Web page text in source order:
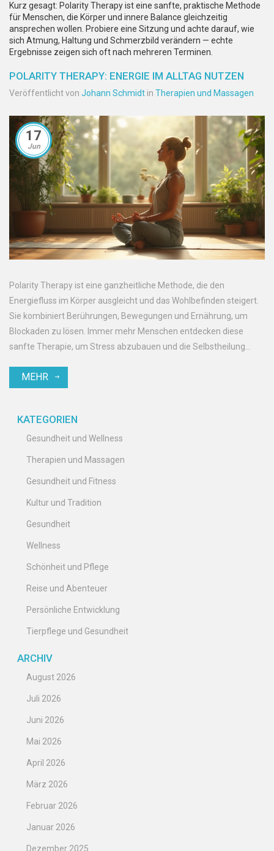
Kurz gesagt: Polarity Therapy ist eine sanfte, praktische Methode
für Menschen, die Körper und innere Balance gleichzeitig
ansprechen wollen. Probiere eine Sitzung und achte darauf, wie
sich Atmung, Haltung und Schmerzbild verändern — echte
Ergebnisse zeigen sich oft nach mehreren Terminen.
POLARITY THERAPY: ENERGIE IM ALLTAG NUTZEN
Veröffentlicht von Johann Schmidt in Therapien und Massagen
17
Jun
Polarity Therapy ist eine ganzheitliche Methode, die den
Energiefluss im Körper ausgleicht und das Wohlbefinden steigert.
Sie kombiniert Berührungen, Bewegungen und Ernährung, um
Blockaden zu lösen. Immer mehr Menschen entdecken diese
sanfte Therapie, um Stress abzubauen und die Selbstheilung
Fakten und Anwendungsmöglichkeiten. Neugierig, was Polarity
MEHR
KATEGORIEN
Gesundheit und Wellness
Therapien und Massagen
Gesundheit und Fitness
Kultur und Tradition
Gesundheit
Wellness
Schönheit und Pflege
Reise und Abenteuer
Persönliche Entwicklung
Tierpflege und Gesundheit
ARCHIV
August 2026
Juli 2026
Juni 2026
Mai 2026
April 2026
März 2026
Februar 2026
Januar 2026
Dezember 2025